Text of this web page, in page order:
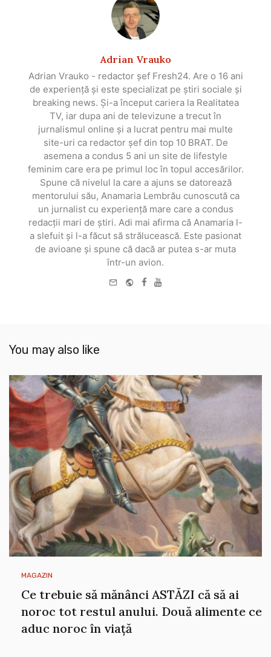
Adrian Vrauko
Adrian Vrauko - redactor șef Fresh24. Are o 16 ani
de experiență și este specializat pe știri sociale și
breaking news. Și-a început cariera la Realitatea
TV, iar dupa ani de televizune a trecut în
jurnalismul online și a lucrat pentru mai multe
site-uri ca redactor șef din top 10 BRAT. De
asemena a condus 5 ani un site de lifestyle
feminim care era pe primul loc în topul accesărilor.
Spune că nivelul la care a ajuns se datorează
mentorului său, Anamaria Lembrău cunoscută ca
un jurnalist cu experiență mare care a condus
redacții mari de știri. Adi mai afirma că Anamaria l-
a slefuit și l-a făcut să strălucească. Este pasionat
de avioane și spune că dacă ar putea s-ar muta
într-un avion.
e-
WebsiteFacebook
You may also like
MAGAZIN
Ce trebuie să mănânci ASTĂZI că să ai
noroc tot restul anului. Două alimente ce
aduc noroc în viață